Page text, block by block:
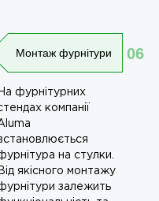
06
Монтаж фурнітури
На фурнітурних
компанії
на стулки.
Від якісного монтажу
залежить